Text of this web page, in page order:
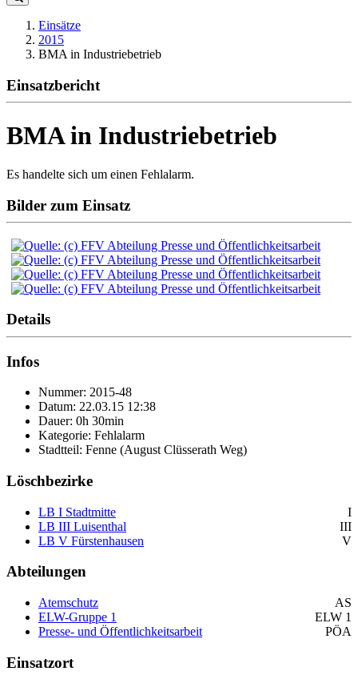
Einsätze
2015
BMA in Industriebetrieb
Einsatzbericht
BMA in Industriebetrieb
Es handelte sich um einen Fehlalarm.
Bilder zum Einsatz
Details
Infos
Nummer: 2015-48
Datum: 22.03.15 12:38
Dauer: 0h 30min
Kategorie: Fehlalarm
Stadtteil: Fenne (August Clüsserath Weg)
Löschbezirke
LB I Stadtmitte
I
LB III Luisenthal
III
LB V Fürstenhausen
V
Abteilungen
Atemschutz
AS
ELW-Gruppe 1
ELW 1
Presse- und Öffentlichkeitsarbeit
PÖA
Einsatzort